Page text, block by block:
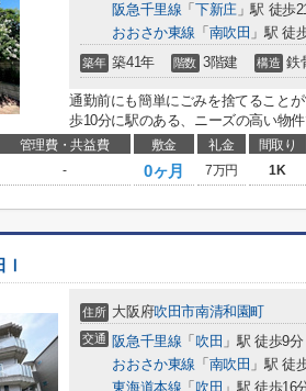
阪急千里線 「 下新庄」駅 徒歩
おおさか東線 「 南吹田 」駅 徒
築年 築41年 階数 3階建 構造 鉄
通勤前にも簡単にごみを捨てること
歩10分に駅のある、ニーズの高い物
管理費・共益費 敷金 礼金 間取り
- 0ヶ月 7万円 1K
Ⅰ
住所 大阪府吹田市南清和園町
交通 阪急千里線 「 吹田 」駅 徒歩9分
おおさか東線 「 南吹田 」駅 徒
東海道本線 「 吹田 」駅 徒歩16